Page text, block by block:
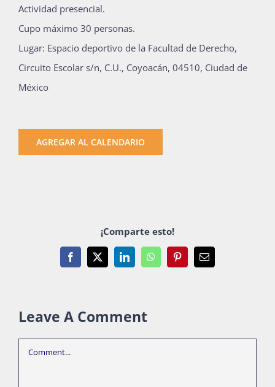
Actividad presencial.
Cupo máximo 30 personas.
Lugar: Espacio deportivo de la Facultad de Derecho,
Circuito Escolar s/n, C.U., Coyoacán, 04510, Ciudad de
México
AGREGAR AL CALENDARIO
¡Comparte esto!
Facebook
X LinkedInWhatsAppPinterestEmail
Leave A Comment
Comment